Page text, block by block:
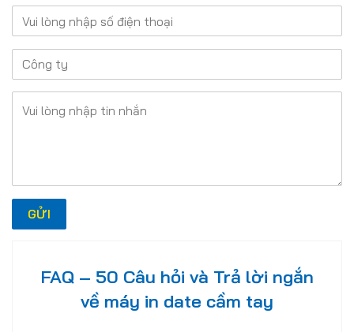
FAQ – 50 Câu hỏi và Trả lời ngắn
về máy in date cầm tay